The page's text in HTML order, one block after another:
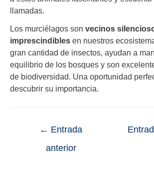
llamadas.
Los murciélagos son vecinos
imprescindibles en nuestros
gran cantidad de insectos, ayudan a
equilibrio de los bosques y son
de biodiversidad. Una oportunidad
descubrir su importancia.
← Entrada
anterior